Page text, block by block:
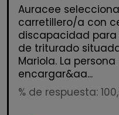
Auracee
carretillero/a con
discapacidad
de triturado
Mariola. La
encargar&aa...
% de respuesta: